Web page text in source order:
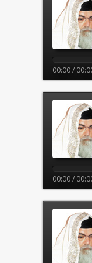
00:00 /
00:00 /